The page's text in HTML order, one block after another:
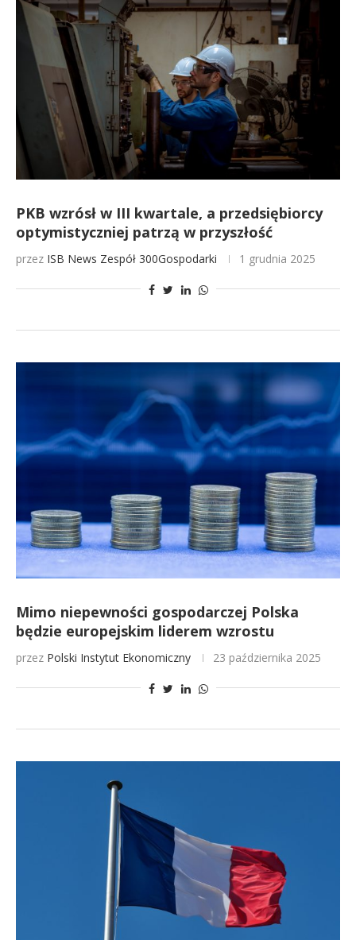
PKB wzrósł w III kwartale, a przedsiębiorcy
optymistyczniej patrzą w przyszłość
przez ISB News Zespół 300Gospodarki 1 grudnia 2025
Mimo niepewności gospodarczej Polska
będzie europejskim liderem wzrostu
przez Polski Instytut Ekonomiczny 23 października 2025